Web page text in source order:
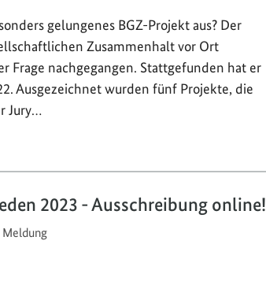
gelungenes BGZ-Projekt aus? Der
Zusammenhalt vor Ort
Frage nachgegangen. Stattgefunden hat er
Ausgezeichnet wurden fünf Projekte, die
Jury…
2023 - Ausschreibung online!
Meldung